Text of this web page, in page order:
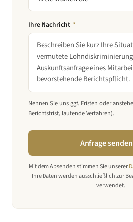
Ihre Nachricht *
Nennen Sie uns ggf. Fristen oder
Berichtsfrist, laufende Verfahren).
Anfrage
Mit dem Absenden stimmen Sie unserer
Ihre Daten werden ausschließlich zur
verwendet.